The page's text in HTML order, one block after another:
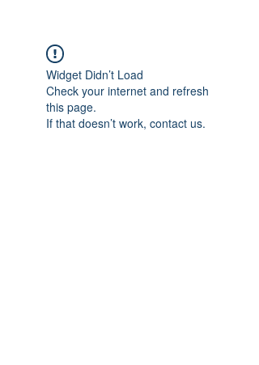
Widget Didn’t Load
Check your internet and refresh
this page.
If that doesn’t work, contact us.